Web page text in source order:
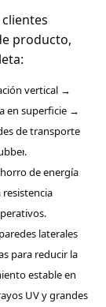
producto,
vertical →
en superficie →
de transporte
.
de energía
laterales
para reducir la
estable en
UV y grandes